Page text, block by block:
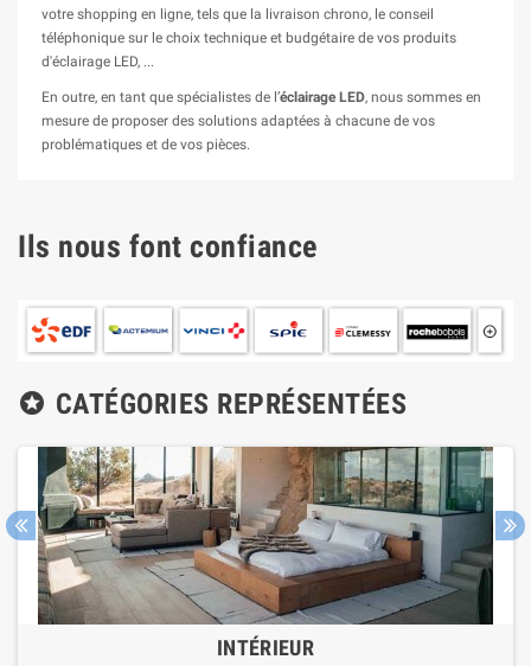
votre shopping en ligne, tels que la livraison chrono, le conseil
téléphonique sur le choix technique et budgétaire de vos produits
d'éclairage LED, ...
En outre, en tant que spécialistes de l’éclairage LED, nous sommes en
mesure de proposer des solutions adaptées à chacune de vos
problématiques et de vos pièces.
Ils nous font confiance
 CATÉGORIES REPRÉSENTÉES
INTÉRIEUR